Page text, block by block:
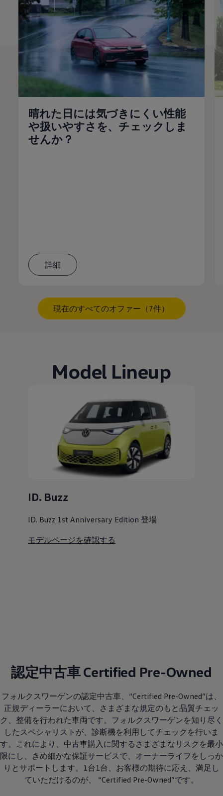
晴れた日には気づきにくい性能
や扱いやすさを、チェックしま
せんか？
詳細
現在のすべてのオファー（7件）
Model Lineup
ID. Buzz
ID. Buzz 1st Anniversary Edition 登場
モデルページを確認する
認定中古車 Certified Pre-Owned
フォルクスワーゲンの認定中古車、“Certified Pre-Owned”は、
正規ディーラーにおいて、さまざまな規定のもと品質チェッ
ク、整備を行われた車両です。フォルクスワーゲンを知り尽く
したスペシャリストが、診断機を利用してチェックを行いま
す。これにより、中古車購入に関するさまざまなリスクを最小
限にし、きめ細かな保証サービスで、オーナーライフをしっか
りとサポートします。1台1台、お客様の期待に応え、満足し
ていただけるのが、 “Certified Pre-Owned”です。